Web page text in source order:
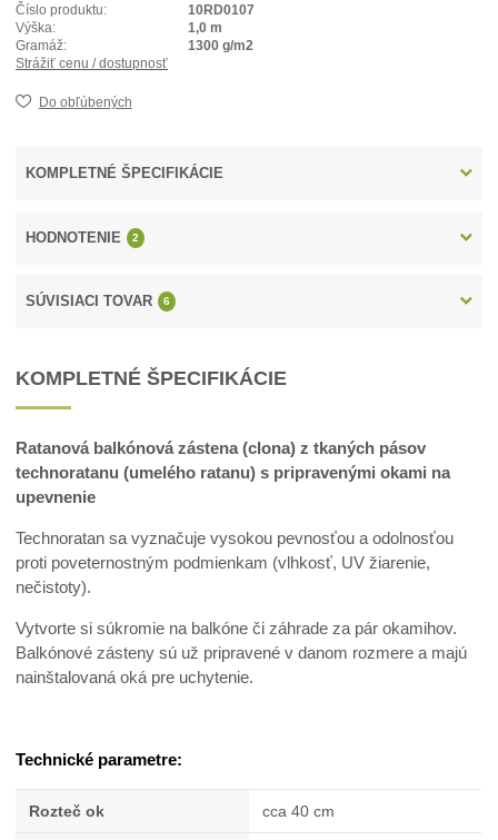
Číslo produktu:
10RD0107
Výška:
1,0 m
Gramáž:
1300 g/m2
Strážiť cenu / dostupnosť
Do obľúbených
KOMPLETNÉ ŠPECIFIKÁCIE
HODNOTENIE 2
SÚVISIACI TOVAR 6
KOMPLETNÉ ŠPECIFIKÁCIE
Ratanová balkónová zástena (clona) z tkaných pásov
technoratanu (umelého ratanu) s pripravenými okami na
upevnenie
Technoratan sa vyznačuje vysokou pevnosťou a odolnosťou
proti poveternostným podmienkam (vlhkosť, UV žiarenie,
nečistoty).
Vytvorte si súkromie na balkóne či záhrade za pár okamihov.
Balkónové zásteny sú už pripravené v danom rozmere a majú
nainštalovaná oká pre uchytenie.
Technické parametre:
Rozteč ok cca 40 cm